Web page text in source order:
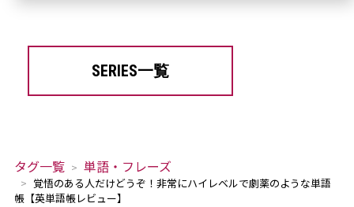
SERIES一覧
タグ一覧 単語・フレーズ
覚悟のある人だけどうぞ！非常にハイレベルで劇薬のような単語
帳【英単語帳レビュー】